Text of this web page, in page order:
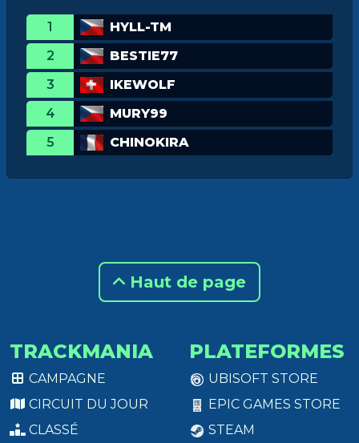
1
HYLL-TM
2
BESTIE77
3
IKEWOLF
4
MURY99
5
CHINOKIRA
Haut de page
TRACKMANIA
CAMPAGNE
CIRCUIT DU JOUR
CLASSÉ
PLATEFORMES
UBISOFT STORE
EPIC GAMES STORE
STEAM